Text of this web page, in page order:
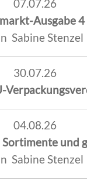
07.07.26
Ausgabe
Sabine Stenzel
30.07.26
04.08.26
und
Sabine Stenzel